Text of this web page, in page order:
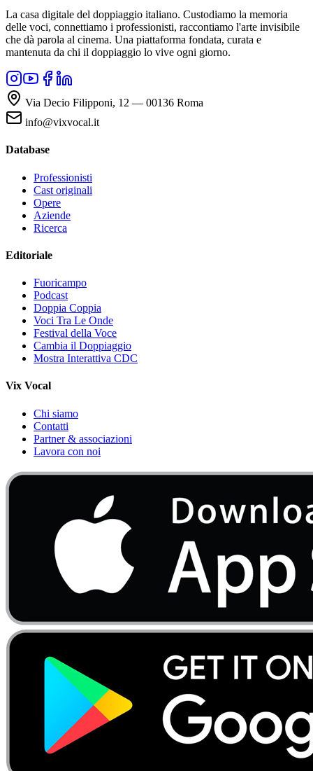
La casa digitale del doppiaggio italiano. Custodiamo la memoria
delle voci, connettiamo i professionisti, raccontiamo l'arte invisibile
che dà parola al cinema. Una piattaforma fondata, curata e
mantenuta da chi il doppiaggio lo vive ogni giorno.
Via Decio Filipponi, 12 — 00136 Roma
info@vixvocal.it
Database
Professionisti
Cast originali
Opere
Aziende
Ricerca
Editoriale
Fuoricampo
Podcast
Doppia Coppia
Voci Tra Le Onde
Festival della Voce
Cambia il Doppiaggio
Mostra Interattiva CDC
Vix Vocal
Chi siamo
Contatti
Partner & associazioni
Lavora con noi